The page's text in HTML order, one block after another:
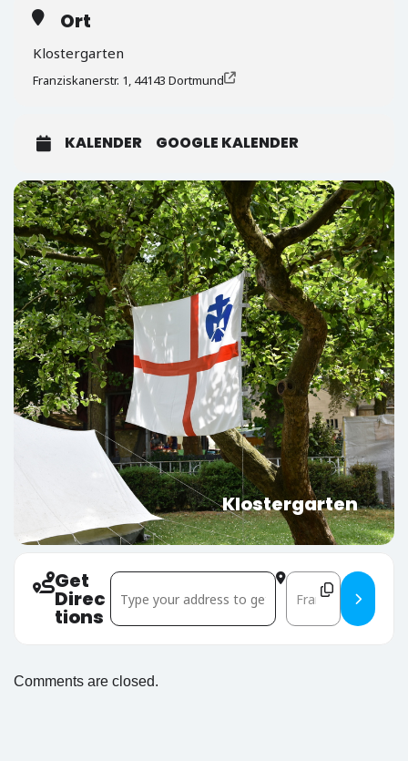
Ort
Klostergarten
Franziskanerstr. 1, 44143 Dortmund
KALENDER GOOGLE KALENDER
Klostergarten
Get
Direc
tions
Address - Gemeindefest []Destination
Comments are closed.